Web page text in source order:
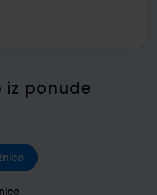
iz ponude